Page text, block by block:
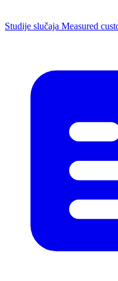
Studije slučaja Measured